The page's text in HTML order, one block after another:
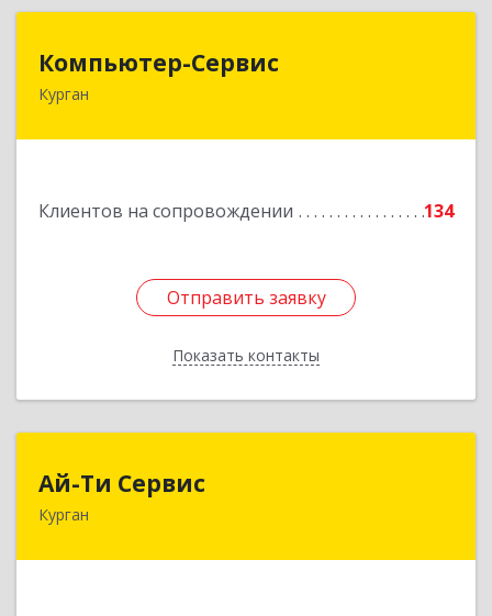
Компьютер-Сервис
Курган
Клиентов на сопровождении 134
Отправить заявку
Показать контакты
Отправить заявку
Назад
Ай-Ти Сервис
Курган